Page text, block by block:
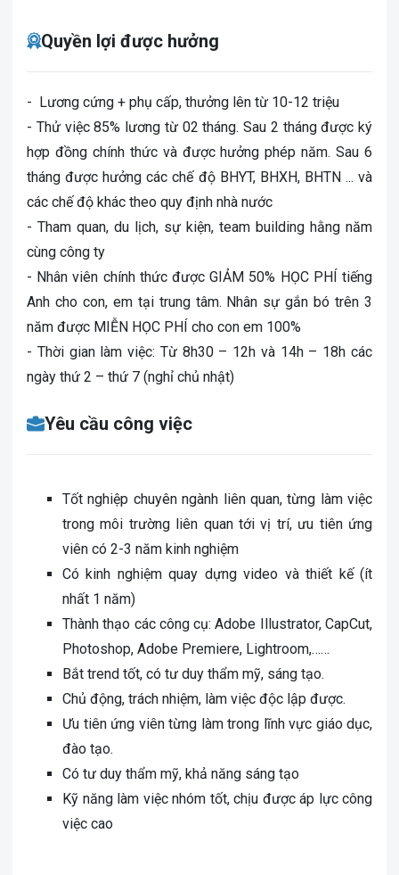
Quyền lợi được hưởng
- Lương cứng + phụ cấp, thưởng lên từ 10-12 triệu
- Thử việc 85% lương từ 02 tháng. Sau 2 tháng được ký
hợp đồng chính thức và được hưởng phép năm. Sau 6
tháng được hưởng các chế độ BHYT, BHXH, BHTN ... và
các chế độ khác theo quy định nhà nước
- Tham quan, du lịch, sự kiện, team building hằng năm
cùng công ty
- Nhân viên chính thức được GIẢM 50% HỌC PHÍ tiếng
Anh cho con, em tại trung tâm. Nhân sự gắn bó trên 3
năm được MIỄN HỌC PHÍ cho con em 100%
- Thời gian làm việc: Từ 8h30 – 12h và 14h – 18h các
ngày thứ 2 – thứ 7 (nghỉ chủ nhật)
Yêu cầu công việc
Tốt nghiệp chuyên ngành liên quan, từng làm việc
trong môi trường liên quan tới vị trí, ưu tiên ứng
viên có 2-3 năm kinh nghiệm
Có kinh nghiệm quay dựng video và thiết kế (ít
nhất 1 năm)
Thành thạo các công cụ: Adobe Illustrator, CapCut,
Photoshop, Adobe Premiere, Lightroom,……
Bắt trend tốt, có tư duy thẩm mỹ, sáng tạo.
Chủ động, trách nhiệm, làm việc độc lập được.
Ưu tiên ứng viên từng làm trong lĩnh vực giáo dục,
đào tạo.
Có tư duy thẩm mỹ, khả năng sáng tạo
Kỹ năng làm việc nhóm tốt, chịu được áp lực công
việc cao